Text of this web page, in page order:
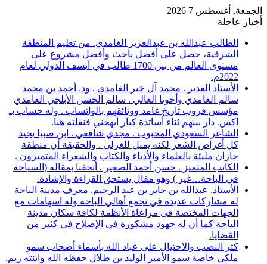
الجمعة, أغسطس 7 2026
أخبار عاجلة
الطالب عبدالله بن عبدالعزيز الغامدي. من تعليم المنطقة
الشرقية، حصل على أفضل باحث وأفضل مشروع على
مستوى العالم من بين 1700 طالب في آيسف الدولي لعام
2022م.
الأستاذ القدير . محمد آل خير الغامدي , ود. أحمد بن محمد
سالم الغامدي وأخونا الغالي . سالم الحسن الأبلجي الغامدي
مؤسس قروب تاريخ غامد ووثائقهم بالواتساب . وله حساب بـ
اكس. دار بينهم ثناء أساتذة كبار أبهجني فنقلته هنا.
الشاعر السعودي المحبوب . مجدي شافعي . ابن صبيا يجيد
كل أغراض الشعر لكنه يميل للغزلي . والحقيقة أن منطقة
جازان مليئة بالعلماء والأدباء والكتاب والشعراء المتميزون .
الكاتب المتميز . حسن أحمد الصغير . أتحفنا بمقاله (السياحة
في الباحة…غير ) وهو مقال يستحق القراءة والإشادة.
الأستاذ. عبدالله بن جابر بن عبد الرحيم. معرف مدينة الباحة
له مشاركات عديدة في تجمع أهالي الباحة وله اسهامات مع
الجهات المختصة في مراعاة الأنظمة لكافة سكان مدينة
الباحة كما أن له جهود مشكورة في الإصلاح في كثير من
القضايا.
كثر النصب والاحتيال على عباد الله بأسماء أصحاب سمو
ملكي خاصة سمو الأمير الوليد بن طلال حفظه الله وابنته ريم.